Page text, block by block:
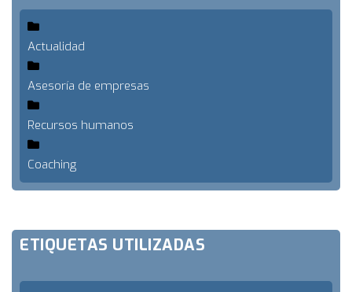
Actualidad
Asesoría de empresas
Recursos humanos
Coaching
ETIQUETAS UTILIZADAS